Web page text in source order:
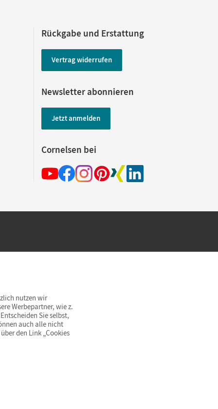
Rückgabe und Erstattung
Vertrag widerrufen
Newsletter abonnieren
Jetzt anmelden
Cornelsen bei
innerhalb Deutschlands
nutzen wir
Werbepartner, wie z.
Sie selbst,
auch alle nicht
den Link „Cookies